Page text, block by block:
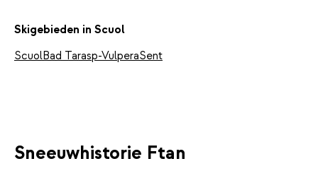
Skigebieden in Scuol
ScuolBad Tarasp-VulperaSent
Sneeuwhistorie Ftan